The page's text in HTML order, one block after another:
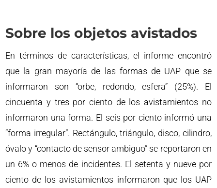
Sobre los objetos avistados
En términos de características, el informe encontró
que la gran mayoría de las formas de UAP que se
informaron son “orbe, redondo, esfera” (25%). El
cincuenta y tres por ciento de los avistamientos no
informaron una forma. El seis por ciento informó una
“forma irregular”. Rectángulo, triángulo, disco, cilindro,
óvalo y “contacto de sensor ambiguo” se reportaron en
un 6% o menos de incidentes. El setenta y nueve por
ciento de los avistamientos informaron que los UAP